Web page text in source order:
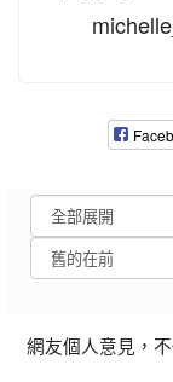
網友個人意見，